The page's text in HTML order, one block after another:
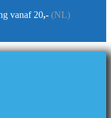
vanaf 20,- (NL)